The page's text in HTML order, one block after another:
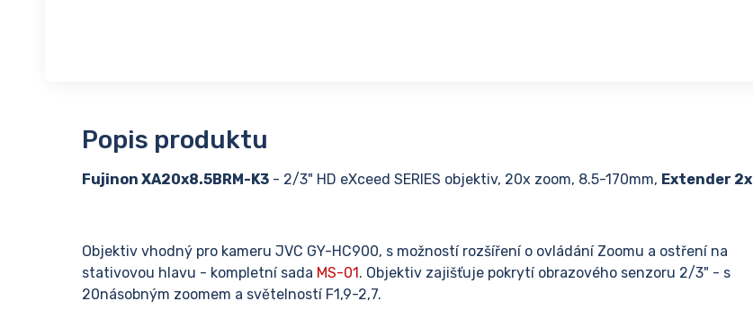
Popis produktu
Fujinon XA20x8.5BRM-K3 - 2/3" HD eXceed SERIES objektiv, 20x zoom, 8.5-170mm, Extender 2x
Objektiv vhodný pro kameru JVC GY-HC900, s možností rozšíření o ovládání Zoomu a ostření na
stativovou hlavu - kompletní sada MS-01. Objektiv zajišťuje pokrytí obrazového senzoru 2/3" - s
20násobným zoomem a světelností F1,9-2,7.